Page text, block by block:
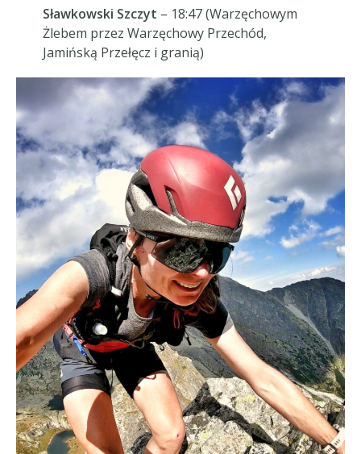
Sławkowski Szczyt – 18:47 (Warzęchowym
Żlebem przez Warzęchowy Przechód,
Jamińską Przełęcz i granią)